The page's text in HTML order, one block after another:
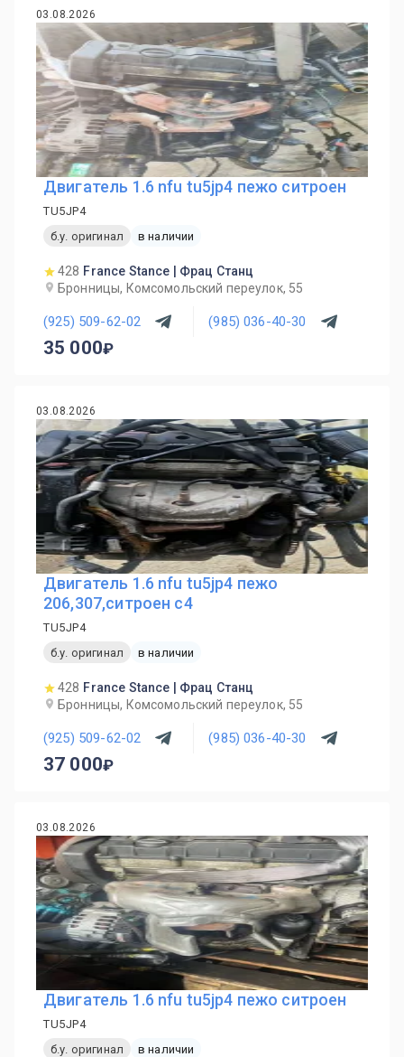
03.08.2026
Двигатель 1.6 nfu tu5jp4 пежо ситроен
TU5JP4
б.у. оригинал
в наличии
428 France Stance | Фрац Станц
Бронницы, Комсомольский переулок, 55
(925) 509-62-02 (985) 036-40-30
35 000
03.08.2026
Двигатель 1.6 nfu tu5jp4 пежо
206,307,ситроен с4
TU5JP4
б.у. оригинал
в наличии
428 France Stance | Фрац Станц
Бронницы, Комсомольский переулок, 55
(925) 509-62-02 (985) 036-40-30
37 000
03.08.2026
Двигатель 1.6 nfu tu5jp4 пежо ситроен
TU5JP4
б.у. оригинал
в наличии